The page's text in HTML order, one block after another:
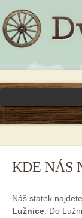
Přejít k
hlavnímu
Skip to
navigation
KDE NÁS
Náš statek
Lužnice . Do